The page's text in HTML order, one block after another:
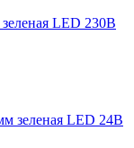
LED 230В